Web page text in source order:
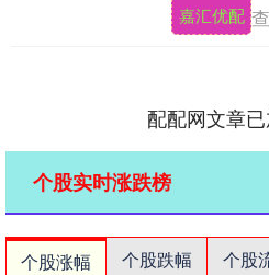
利润3.98亿
嘉汇优配
配配网文章
个股实时涨跌榜
个股涨幅 个股跌幅 个股